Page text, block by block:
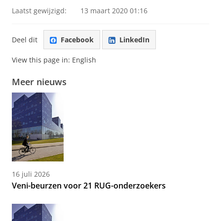
Laatst gewijzigd: 13 maart 2020 01:16
Deel dit Facebook LinkedIn
View this page in: English
Meer nieuws
16 juli 2026
Veni-beurzen voor 21 RUG-onderzoekers